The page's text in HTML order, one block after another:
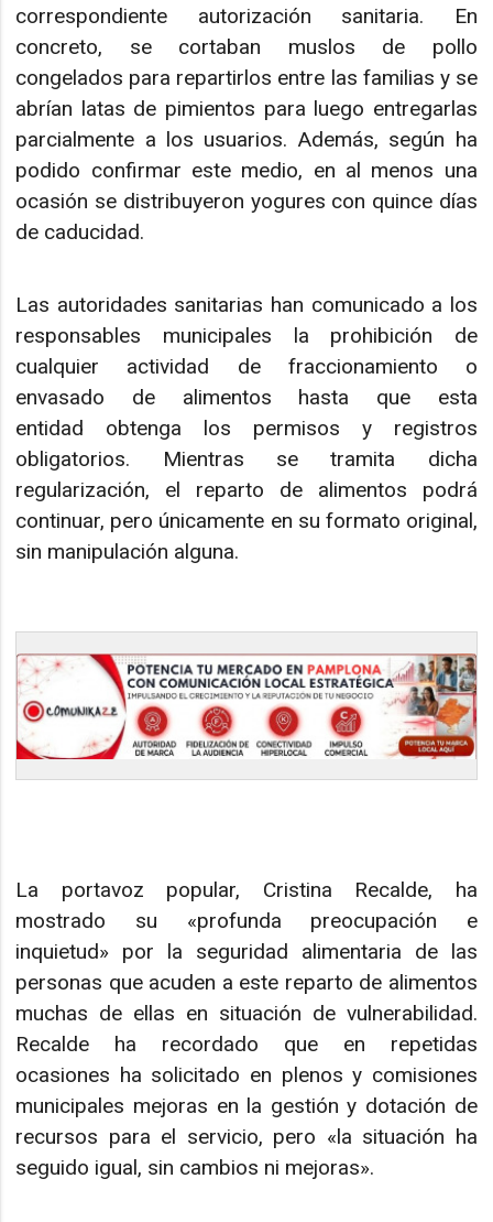
correspondiente autorización sanitaria. En
concreto, se cortaban muslos de pollo
congelados para repartirlos entre las familias y se
abrían latas de pimientos para luego entregarlas
parcialmente a los usuarios. Además, según ha
podido confirmar este medio, en al menos una
ocasión se distribuyeron yogures con quince días
de caducidad.
Las autoridades sanitarias han comunicado a los
responsables municipales la prohibición de
cualquier actividad de fraccionamiento o
envasado de alimentos hasta que esta
entidad obtenga los permisos y registros
obligatorios. Mientras se tramita dicha
regularización, el reparto de alimentos podrá
continuar, pero únicamente en su formato original,
sin manipulación alguna.
La portavoz popular, Cristina Recalde, ha
mostrado su «profunda preocupación e
inquietud» por la seguridad alimentaria de las
personas que acuden a este reparto de alimentos
muchas de ellas en situación de vulnerabilidad.
Recalde ha recordado que en repetidas
ocasiones ha solicitado en plenos y comisiones
municipales mejoras en la gestión y dotación de
recursos para el servicio, pero «la situación ha
seguido igual, sin cambios ni mejoras».